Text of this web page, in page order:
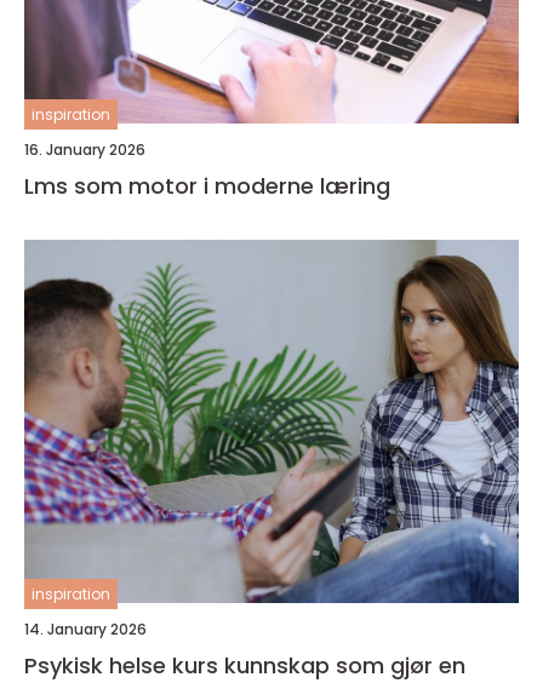
inspiration
16. January 2026
Lms som motor i moderne læring
inspiration
14. January 2026
Psykisk helse kurs kunnskap som gjør en